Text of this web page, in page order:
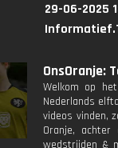
29-06-2025
OnsOranje:
Welkom op
Nederlands
videos vinden,
Oranje, achter
wedstrijden &